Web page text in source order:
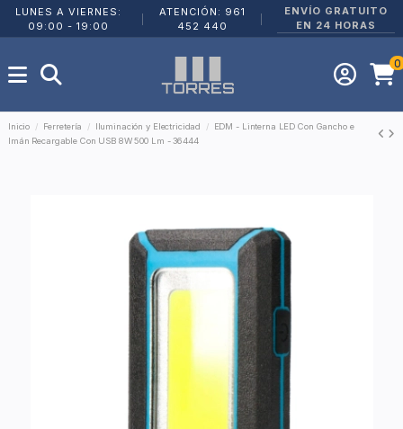
LUNES A VIERNES:
09:00 - 19:00
ATENCIÓN: 961
452 440
ENVÍO GRATUITO
EN 24 HORAS
0
Inicio Ferretería Iluminación y Electricidad
EDM - Linterna LED Con Gancho e
Imán Recargable Con USB 8W 500 Lm - 36444